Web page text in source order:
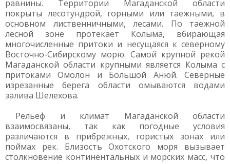
равнины. Территории Магаданской области
покрыты лесотундрой, горными или таежными, в
основном лиственничными, лесами. По таежной
лесной зоне протекает Колыма, вбирающая
многочисленные притоки и несущаяся к северному
Восточно-Сибирскому морю. Самой крупной рекой
Магаданской области крупными является Колыма с
притоками Омолон и Большой Анюй. Северные
изрезанные берега области омываются водами
залива Шелехова.
Рельеф и климат Магаданской области
взаимосвязаны, так как погодные условия
различаются в прибрежных, гористых зонах или
поймах рек. Близость Охотского моря вызывает
столкновение континентальных и морских масс, что